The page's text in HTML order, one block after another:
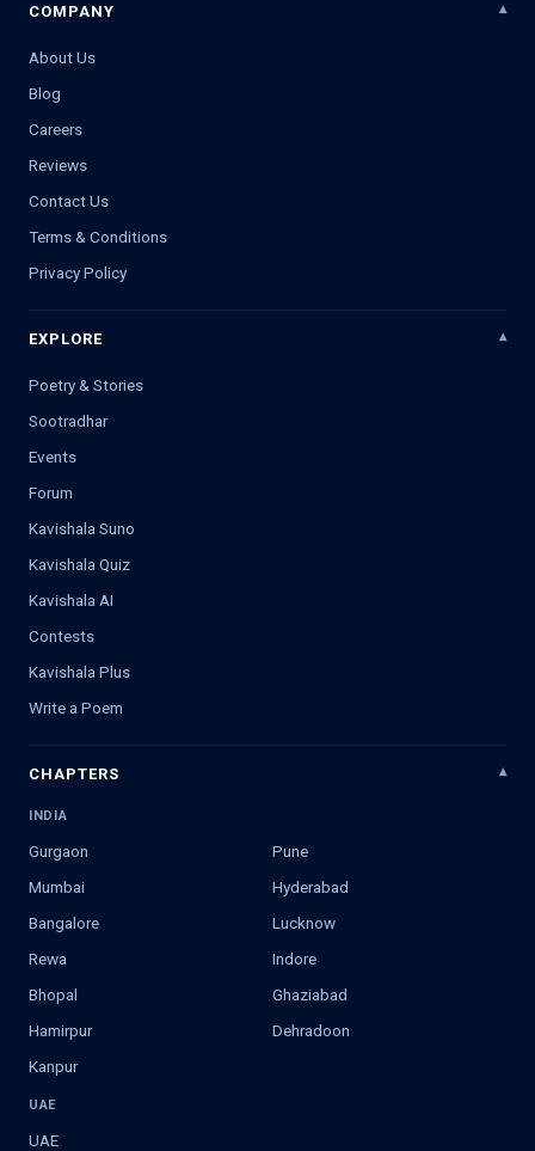
COMPANY
About Us
Blog
Careers
Reviews
Contact Us
Terms & Conditions
Privacy Policy
EXPLORE
Poetry & Stories
Sootradhar
Events
Forum
Kavishala Suno
Kavishala Quiz
Kavishala AI
Contests
Kavishala Plus
Write a Poem
CHAPTERS
INDIA
Gurgaon
Pune
Mumbai
Hyderabad
Bangalore
Lucknow
Rewa
Indore
Bhopal
Ghaziabad
Hamirpur
Dehradoon
Kanpur
UAE
UAE